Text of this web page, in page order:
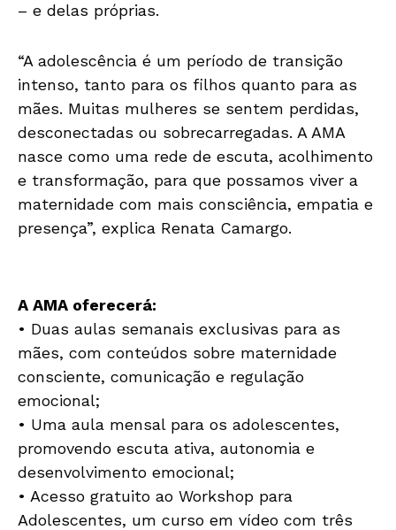
– e delas próprias.
“A adolescência é um período de transição
intenso, tanto para os filhos quanto para as
mães. Muitas mulheres se sentem perdidas,
desconectadas ou sobrecarregadas. A AMA
nasce como uma rede de escuta, acolhimento
e transformação, para que possamos viver a
maternidade com mais consciência, empatia e
presença”, explica Renata Camargo.
A AMA oferecerá:
• Duas aulas semanais exclusivas para as
mães, com conteúdos sobre maternidade
consciente, comunicação e regulação
emocional;
• Uma aula mensal para os adolescentes,
promovendo escuta ativa, autonomia e
desenvolvimento emocional;
• Acesso gratuito ao Workshop para
Adolescentes, um curso em vídeo com três